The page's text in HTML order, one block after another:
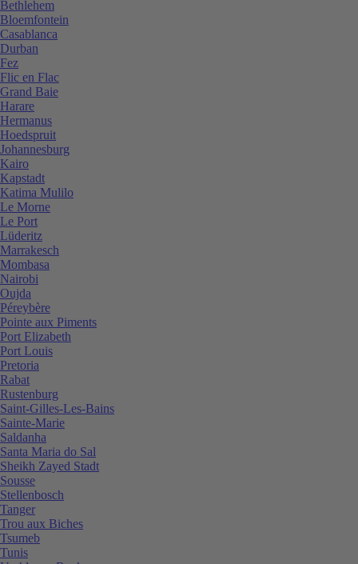
Bethlehem
Bloemfontein
Casablanca
Durban
Fez
Flic en Flac
Grand Baie
Harare
Hermanus
Hoedspruit
Johannesburg
Kairo
Kapstadt
Katima Mulilo
Le Morne
Le Port
Lüderitz
Marrakesch
Mombasa
Nairobi
Oujda
Péreybère
Pointe aux Piments
Port Elizabeth
Port Louis
Pretoria
Rabat
Rustenburg
Saint-Gilles-Les-Bains
Sainte-Marie
Saldanha
Santa Maria do Sal
Sheikh Zayed Stadt
Sousse
Stellenbosch
Tanger
Trou aux Biches
Tsumeb
Tunis